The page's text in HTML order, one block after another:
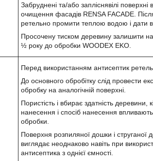
Забруднені та/або запліснявілі
очищення фасадів RENSA FACADE.
ретельно промити теплою водою і дати
Просочену тиском деревину залишити на
½ року до обробки WOODEX EKO.
Перед використанням антисептик
До основного обробітку слід провести
обробку на аналогічній поверхні.
Пористість і вбирає здатність деревини,
нанесення і спосіб нанесення
обробки.
Поверхня розпиляної дошки і струганої
виглядає неоднаково навіть при
антисептика з однієї ємності.